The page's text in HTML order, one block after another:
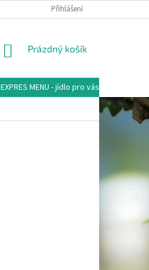
Přihlášení
NÁKUPNÍ
Prázdný košík
EXPRES MENU - jídlo pro vás